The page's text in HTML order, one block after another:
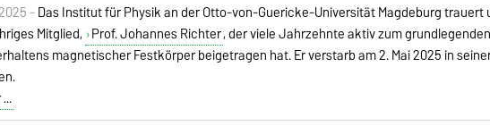
-Das Institut für Physik an der Otto-von-Guericke-Universität Magdeburg trauert
Mitglied, Prof. Johannes Richter, der viele Jahrzehnte aktiv zum
magnetischer Festkörper beigetragen hat. Er verstarb am 2. Mai 2025 in